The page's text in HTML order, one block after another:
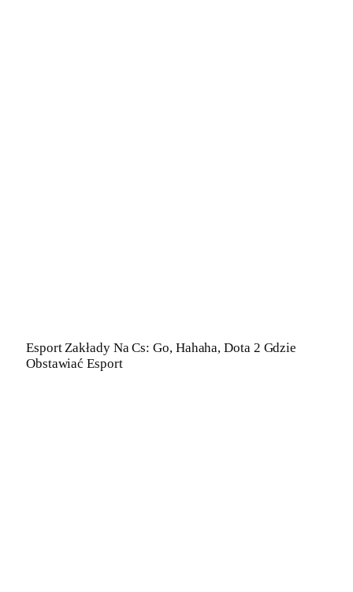
Esport Zakłady Na Cs: Go, Hahaha, Dota 2 Gdzie
Obstawiać Esport